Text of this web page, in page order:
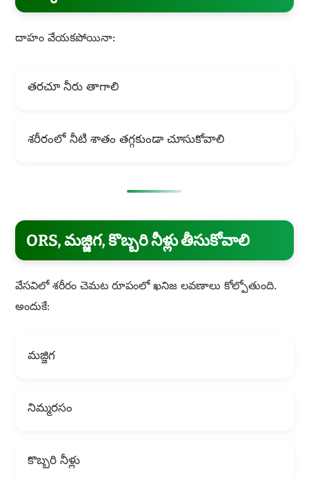
దాహం వేయకపోయినా:
తరచూ నీరు తాగాలి
శరీరంలో నీటి శాతం తగ్గకుండా చూసుకోవాలి
ORS, మజ్జిగ, కొబ్బరి నీళ్లు తీసుకోవాలి
వేసవిలో శరీరం చెమట రూపంలో ఖనిజ లవణాలు కోల్పోతుంది.
అందుకే:
మజ్జిగ
నిమ్మరసం
కొబ్బరి నీళ్లు